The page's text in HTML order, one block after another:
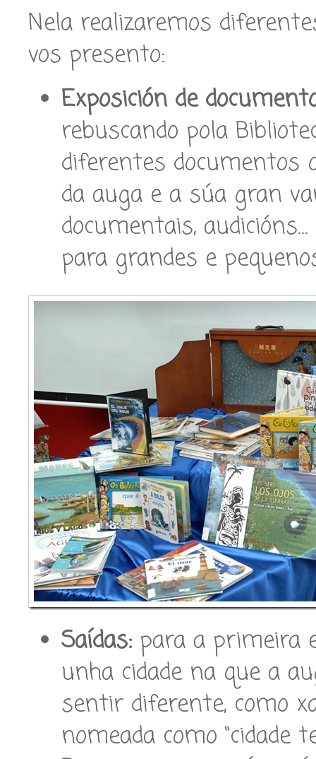
Nela realizaremos
vos presento:
Exposición de
rebuscando pola
diferentes documentos
da auga e a súa gran
documentais,
para grandes e
Saídas:para a primeira
unha cidade na que a
sentir diferente, como
nomeada como “cidade